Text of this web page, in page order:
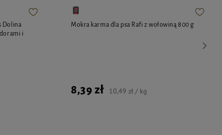
Dolina
i
Mokra karma dla psa Rafi z wołowiną 800 g
8,39 zł 10,49 zł / kg